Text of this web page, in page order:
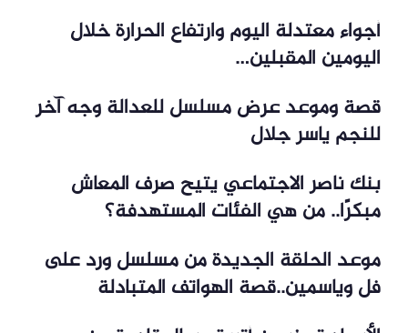
أجواء معتدلة اليوم وارتفاع الحرارة خلال
اليومين المقبلين…
قصة وموعد عرض مسلسل للعدالة وجه آخر
للنجم ياسر جلال
بنك ناصر الاجتماعي يتيح صرف المعاش
مبكرًا.. من هي الفئات المستهدفة؟
موعد الحلقة الجديدة من مسلسل ورد على
فل وياسمين..قصة الهواتف المتبادلة